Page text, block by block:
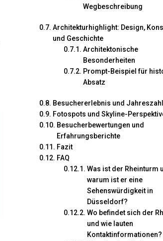
Wegbeschreibung
Architekturhighlight: Design,
und Geschichte
Architektonische
Besonderheiten
Prompt-Beispiel für
Absatz
Besuchererlebnis und
Fotospots und Skyline-
Besucherbewertungen und
Erfahrungsberichte
Fazit
FAQ
Was ist der Rheinturm
warum ist er eine
Sehenswürdigkeit in
Düsseldorf?
Wo befindet sich der
und wie lauten
Kontaktinformationen?